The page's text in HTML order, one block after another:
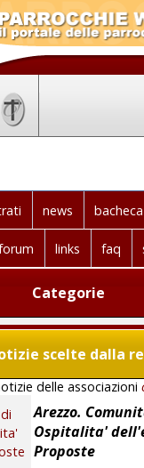
news bacheca
links faq
Categorie
scelte dalla
delle associazioni
Arezzo.
Ospitalita'
Proposte